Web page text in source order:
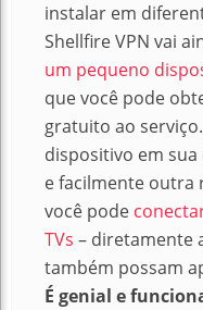
instalar em
Shellfire VPN vai
um pequeno
que você pode
gratuito ao serviço.
dispositivo em
e facilmente outra
você pode
TVs – diretamente
também possam
É genial e